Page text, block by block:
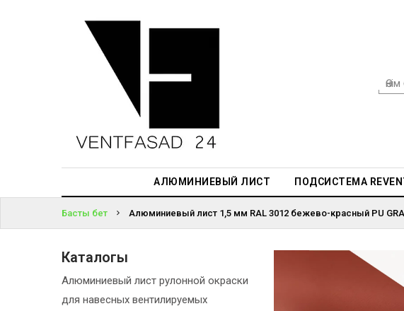
АЛЮМИНИЕВЫЙ ЛИСТ ПОДСИСТЕМА
АЛЮМИНИЕВЫЙ
ПРОЕКТИРОВАНИЕ
КІРІҢІЗ
ПАРОЛЬДІ
БА?
Басты бет Алюминиевый лист 1,5 мм RAL 3012 бежево-красный PU
Каталогы
Алюминиевый лист рулонной окраски
для навесных вентилируемых